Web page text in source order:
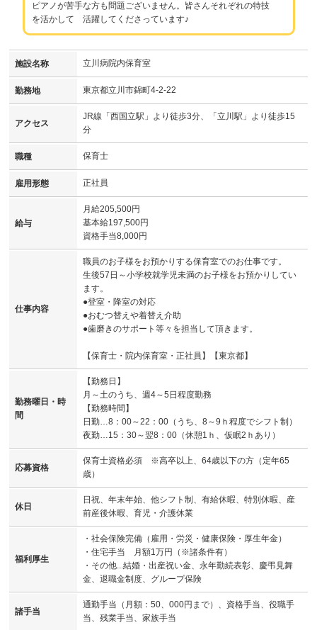
ピアノが苦手な方も問題ございません。皆さんそれぞれの特技
を活かして 活躍してくださっています♪
施設名称 立川病院内保育室
勤務地 東京都立川市錦町4-2-22
アクセス
JR線「西国立駅」より徒歩3分、「立川駅」より徒歩15
分
職種 保育士
雇用形態 正社員
給与
月給205,500円
基本給197,500円
資格手当8,000円
仕事内容
職員のお子様をお預かりする保育室でのお仕事です。
生後57日～小学校就学児未満のお子様をお預かりしてい
ます。
●登室・降室の対応
●おむつ替えや着替え介助
●歯磨きのサポート等々を担当して頂きます。
【保育士・院内保育室・正社員】【東京都】
勤務曜日・時
間
【勤務日】
月～土のうち、週4～5日程度勤務
【勤務時間】
日勤…8：00～22：00（うち、8～9ｈ程度でシフト制）
夜勤…15：30～翌8：00（休憩1ｈ、仮眠2ｈあり）
応募資格
保育士資格必須 ※高卒以上、64歳以下の方（定年65
歳）
休日
日祝、年末年始、他シフト制、有給休暇、特別休暇、産
前産後休暇、育児・介護休業
福利厚生
・社会保険完備（雇用・労災・健康保険・厚生年金）
・住宅手当 月額1万円（※諸条件有）
・その他...結婚・出産祝い金、永年勤続表彰、慶弔見舞
金、退職金制度、グループ保険
諸手当
通勤手当（月額：50、000円まで）、資格手当、役職手
当、残業手当、家族手当